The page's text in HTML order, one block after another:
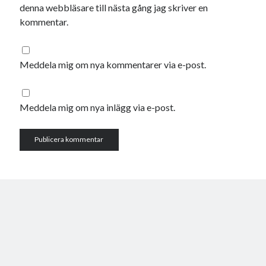
oktober 2021
september 2021
Logga in
denna webbläsare till nästa gång jag skriver en
kommentar.
Meddela mig om nya kommentarer via e-post.
Meddela mig om nya inlägg via e-post.